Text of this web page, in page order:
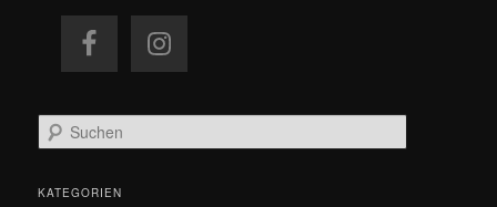
u
h
KATEGORIEN